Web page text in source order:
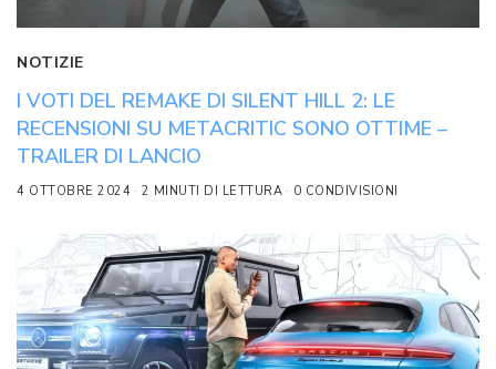
NOTIZIE
I VOTI DEL REMAKE DI SILENT HILL 2: LE
RECENSIONI SU METACRITIC SONO OTTIME –
TRAILER DI LANCIO
4 OTTOBRE 2024 2 MINUTI DI LETTURA 0 CONDIVISIONI